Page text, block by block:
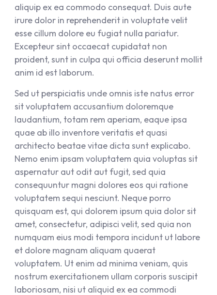
aliquip ex ea commodo consequat. Duis aute
irure dolor in reprehenderit in voluptate velit
esse cillum dolore eu fugiat nulla pariatur.
Excepteur sint occaecat cupidatat non
proident, sunt in culpa qui officia deserunt mollit
anim id est laborum.
Sed ut perspiciatis unde omnis iste natus error
sit voluptatem accusantium doloremque
laudantium, totam rem aperiam, eaque ipsa
quae ab illo inventore veritatis et quasi
architecto beatae vitae dicta sunt explicabo.
Nemo enim ipsam voluptatem quia voluptas sit
aspernatur aut odit aut fugit, sed quia
consequuntur magni dolores eos qui ratione
voluptatem sequi nesciunt. Neque porro
quisquam est, qui dolorem ipsum quia dolor sit
amet, consectetur, adipisci velit, sed quia non
numquam eius modi tempora incidunt ut labore
et dolore magnam aliquam quaerat
voluptatem. Ut enim ad minima veniam, quis
nostrum exercitationem ullam corporis suscipit
laboriosam, nisi ut aliquid ex ea commodi